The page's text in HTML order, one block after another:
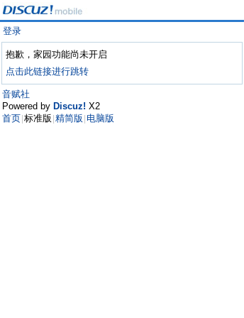
登录
抱歉，家园功能尚未开启
点击此链接进行跳转
音赋社
Powered by Discuz! X2
首页 标准版 精简版 电脑版